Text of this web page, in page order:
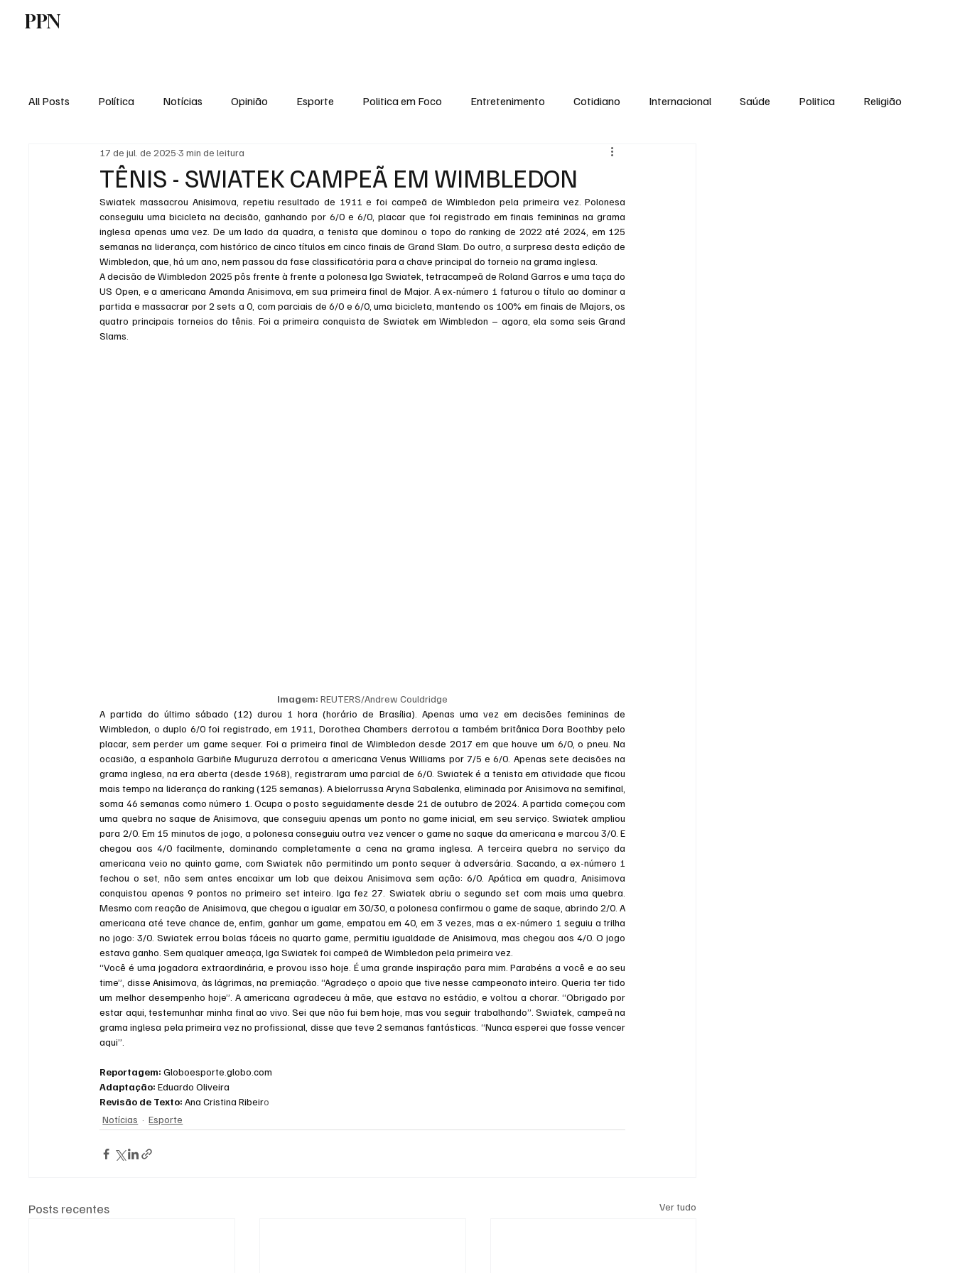
PPN
All Posts Política Notícias Opinião Esporte Politica em Foco Entretenimento Cotidiano Internacional Saúde Politica Religião
Economia Vale do Paraiba Educação Entrevista
TÊNIS - SWIATEK CAMPEÃ EM WIMBLEDON
17 de jul. de 2025 3 min de leitura
Swiatek massacrou Anisimova, repetiu resultado de 1911 e foi campeã de Wimbledon pela primeira vez. Polonesa
conseguiu uma bicicleta na decisão, ganhando por 6/0 e 6/0, placar que foi registrado em finais femininas na grama
inglesa apenas uma vez. De um lado da quadra, a tenista que dominou o topo do ranking de 2022 até 2024, em 125
semanas na liderança, com histórico de cinco títulos em cinco finais de Grand Slam. Do outro, a surpresa desta edição de
Wimbledon, que, há um ano, nem passou da fase classificatória para a chave principal do torneio na grama inglesa.
A decisão de Wimbledon 2025 pôs frente à frente a polonesa Iga Swiatek, tetracampeã de Roland Garros e uma taça do
US Open, e a americana Amanda Anisimova, em sua primeira final de Major. A ex-número 1 faturou o título ao dominar a
partida e massacrar por 2 sets a 0, com parciais de 6/0 e 6/0, uma bicicleta, mantendo os 100% em finais de Majors, os
quatro principais torneios do tênis. Foi a primeira conquista de Swiatek em Wimbledon – agora, ela soma seis Grand
Slams.
Imagem: REUTERS/Andrew Couldridge
A partida do último sábado (12) durou 1 hora (horário de Brasília). Apenas uma vez em decisões femininas de
Wimbledon, o duplo 6/0 foi registrado, em 1911, Dorothea Chambers derrotou a também britânica Dora Boothby pelo
placar, sem perder um game sequer. Foi a primeira final de Wimbledon desde 2017 em que houve um 6/0, o pneu. Na
ocasião, a espanhola Garbiñe Muguruza derrotou a americana Venus Williams por 7/5 e 6/0. Apenas sete decisões na
grama inglesa, na era aberta (desde 1968), registraram uma parcial de 6/0. Swiatek é a tenista em atividade que ficou
mais tempo na liderança do ranking (125 semanas). A bielorrussa Aryna Sabalenka, eliminada por Anisimova na semifinal,
soma 46 semanas como número 1. Ocupa o posto seguidamente desde 21 de outubro de 2024. A partida começou com
uma quebra no saque de Anisimova, que conseguiu apenas um ponto no game inicial, em seu serviço. Swiatek ampliou
para 2/0. Em 15 minutos de jogo, a polonesa conseguiu outra vez vencer o game no saque da americana e marcou 3/0. E
chegou aos 4/0 facilmente, dominando completamente a cena na grama inglesa. A terceira quebra no serviço da
americana veio no quinto game, com Swiatek não permitindo um ponto sequer à adversária. Sacando, a ex-número 1
fechou o set, não sem antes encaixar um lob que deixou Anisimova sem ação: 6/0. Apática em quadra, Anisimova
conquistou apenas 9 pontos no primeiro set inteiro. Iga fez 27. Swiatek abriu o segundo set com mais uma quebra.
Mesmo com reação de Anisimova, que chegou a igualar em 30/30, a polonesa confirmou o game de saque, abrindo 2/0. A
americana até teve chance de, enfim, ganhar um game, empatou em 40, em 3 vezes, mas a ex-número 1 seguiu a trilha
no jogo: 3/0. Swiatek errou bolas fáceis no quarto game, permitiu igualdade de Anisimova, mas chegou aos 4/0. O jogo
estava ganho. Sem qualquer ameaça, Iga Swiatek foi campeã de Wimbledon pela primeira vez.
“Você é uma jogadora extraordinária, e provou isso hoje. É uma grande inspiração para mim. Parabéns a você e ao seu
time”, disse Anisimova, às lágrimas, na premiação. “Agradeço o apoio que tive nesse campeonato inteiro. Queria ter tido
um melhor desempenho hoje”. A americana agradeceu à mãe, que estava no estádio, e voltou a chorar. “Obrigado por
estar aqui, testemunhar minha final ao vivo. Sei que não fui bem hoje, mas vou seguir trabalhando”. Swiatek, campeã na
grama inglesa pela primeira vez no profissional, disse que teve 2 semanas fantásticas. “Nunca esperei que fosse vencer
aqui”.
Reportagem: Globoesporte.globo.com
Adaptação: Eduardo Oliveira
Revisão de Texto: Ana Cristina Ribeiro
Notícias
Esporte
Posts recentes Ver tudo